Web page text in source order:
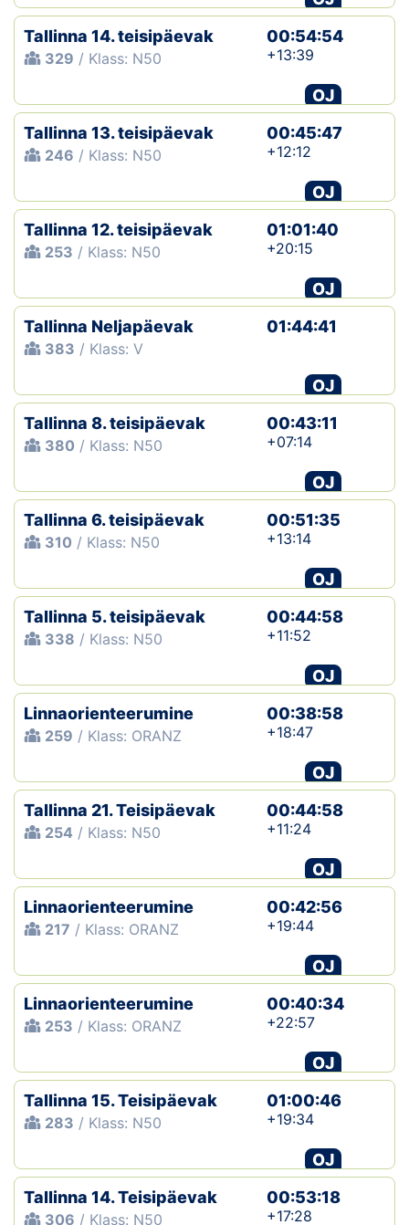
Tallinna 14. teisipäevak
329 / Klass: N50
00:54:54
+13:39
OJ
Tallinna 13. teisipäevak
246 / Klass: N50
00:45:47
+12:12
OJ
Tallinna 12. teisipäevak
253 / Klass: N50
01:01:40
+20:15
OJ
Tallinna Neljapäevak
383 / Klass: V
01:44:41
OJ
Tallinna 8. teisipäevak
380 / Klass: N50
00:43:11
+07:14
OJ
Tallinna 6. teisipäevak
310 / Klass: N50
00:51:35
+13:14
OJ
Tallinna 5. teisipäevak
338 / Klass: N50
00:44:58
+11:52
OJ
Linnaorienteerumine
259 / Klass: ORANZ
00:38:58
+18:47
OJ
Tallinna 21. Teisipäevak
254 / Klass: N50
00:44:58
+11:24
OJ
Linnaorienteerumine
217 / Klass: ORANZ
00:42:56
+19:44
OJ
Linnaorienteerumine
253 / Klass: ORANZ
00:40:34
+22:57
OJ
Tallinna 15. Teisipäevak
283 / Klass: N50
01:00:46
+19:34
OJ
Tallinna 14. Teisipäevak
306 / Klass: N50
00:53:18
+17:28